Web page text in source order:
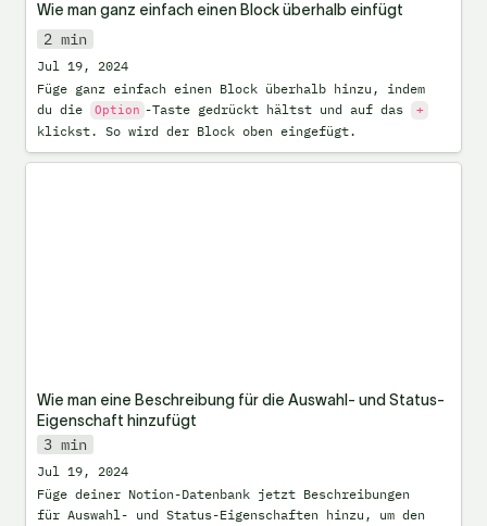
Wie man ganz einfach einen Block überhalb einfügt
2 min
Jul 19, 2024
Füge ganz einfach einen Block überhalb hinzu, indem
du die
Option -Taste gedrückt hältst und auf das +
klickst. So wird der Block oben eingefügt.
Wie man eine Beschreibung für die Auswahl- und Status-
Eigenschaft hinzufügt
3 min
Jul 19, 2024
Füge deiner Notion-Datenbank jetzt Beschreibungen
für Auswahl- und Status-Eigenschaften hinzu, um den